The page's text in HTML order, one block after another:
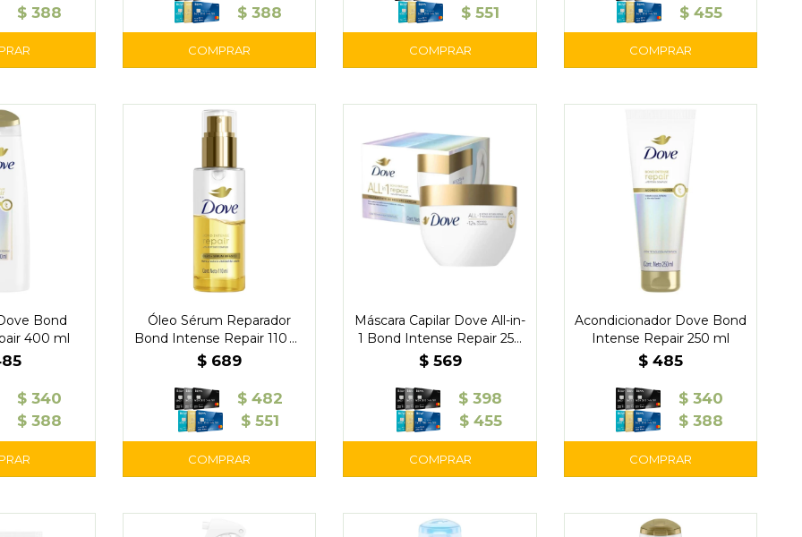
$ 388
$ 388
$ 551
$ 455
Bond
400 ml
$ 340
$ 388
Óleo Sérum Reparador
Bond Intense Repair 110 ml
– Dove
$ 689
$ 482
$ 551
Máscara Capilar Dove All-in-
1 Bond Intense Repair 250
g
$ 569
$ 398
$ 455
Acondicionador Dove Bond
Intense Repair 250 ml
$ 485
$ 340
$ 388